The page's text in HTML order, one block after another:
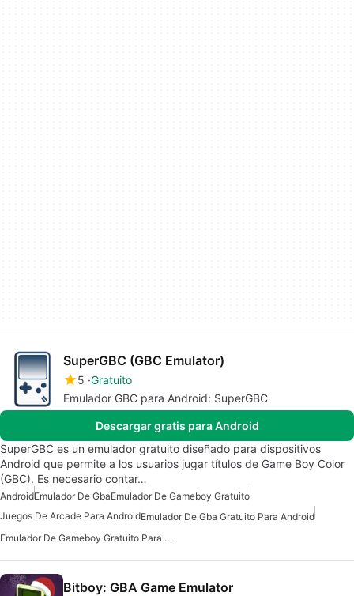
SuperGBC (GBC Emulator)
5 Gratuito
Emulador GBC para Android: SuperGBC
Descargar gratis para Android
SuperGBC es un emulador gratuito diseñado para dispositivos
Android que permite a los usuarios jugar títulos de Game Boy Color
(GBC). Es necesario contar…
AndroidEmulador De GbaEmulador De Gameboy Gratuito
Juegos De Arcade Para AndroidEmulador De Gba Gratuito Para Android
Emulador De Gameboy Gratuito Para Android
Bitboy: GBA Game Emulator